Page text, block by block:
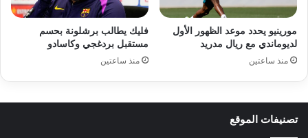
مورينيو يحدد موعد الظهور الأول
لديوماندي مع ريال مدريد
منذ ساعتين
فليك يطالب برشلونة بحسم
مستقبل بردغجي وكاسادو
منذ ساعتين
تصنيفات الموقع